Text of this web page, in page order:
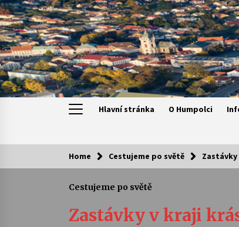
Hlavní stránka O Humpolci
Kam za kulturou?
Camerata a Sukuba Ensemble
4. 8. 2026
Home Cestujeme po světě
Cestujeme po světě
Zastávky v kraji